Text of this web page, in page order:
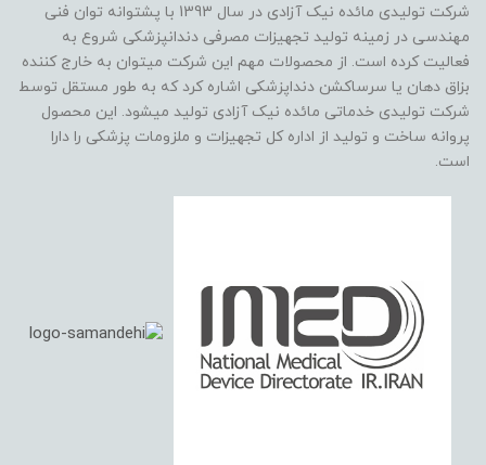
شرکت تولیدی مائده نیک آزادی در سال 1393 با پشتوانه توان فنی
مهندسی در زمینه تولید تجهیزات مصرفی دندانپزشکی شروع به
فعالیت کرده است. از محصولات مهم این شرکت میتوان به خارج کننده
بزاق دهان یا سرساکشن دنداپزشکی اشاره کرد که به طور مستقل توسط
شرکت تولیدی خدماتی مائده نیک آزادی تولید میشود. این محصول
پروانه ساخت و تولید از اداره کل تجهیزات و ملزومات پزشکی را دارا
است.